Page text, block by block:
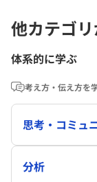
他カテゴ
体系的に学ぶ
考え方・伝え方を
思考・コミュ
分析